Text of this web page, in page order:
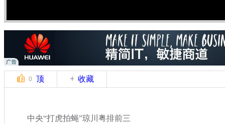
0 顶 收藏
中央“打虎拍蝇”琼川粤排前三